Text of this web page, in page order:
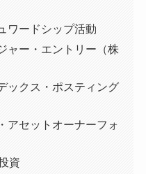
ワードシップ活動
ャー・エントリー（株
ックス・ポスティング
アセットオーナーフォ
資